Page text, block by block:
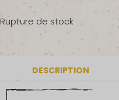
Rupture de stock
DESCRIPTION